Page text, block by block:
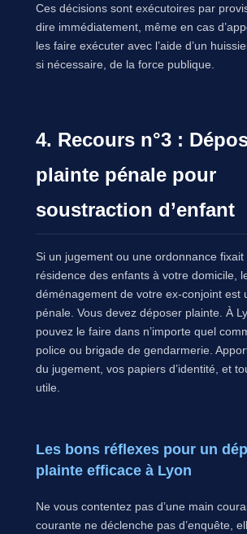
Ces décisions sont exécutoires par
dire immédiatement, même en cas
les faire exécuter avec l’aide d’un
si nécessaire, de la force publique.
4. Recours n°3 :
plainte pénale pour
soustraction d’enfant
Si un jugement ou une ordonnance fixait
résidence des enfants à votre domicile,
déménagement de votre ex-conjoint est
pénale. Vous devez déposer plainte. À
pouvez le faire dans n’importe quel
police ou brigade de gendarmerie.
du jugement, vos papiers d’identité, et
utile.
Les bons réflexes pour un
plainte efficace à Lyon
Ne vous contentez pas d’une main
courante ne déclenche pas d’enquête,